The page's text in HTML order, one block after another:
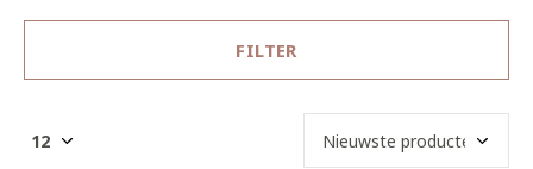
FILTER